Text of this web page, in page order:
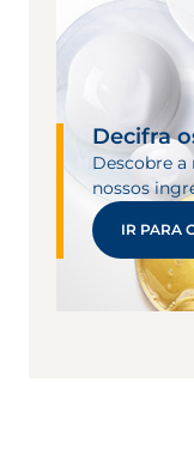
Decifra
Descobre a
nossos
IR PARA